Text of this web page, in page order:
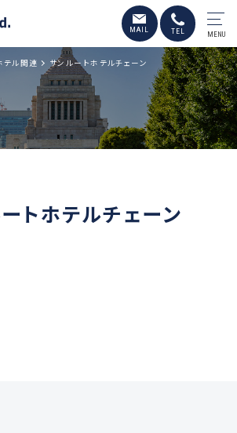
MENU
テル関連 サンルートホテルチェーン
トホテルチェーン